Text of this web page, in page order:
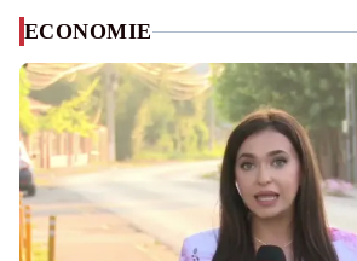
ECONOMIE